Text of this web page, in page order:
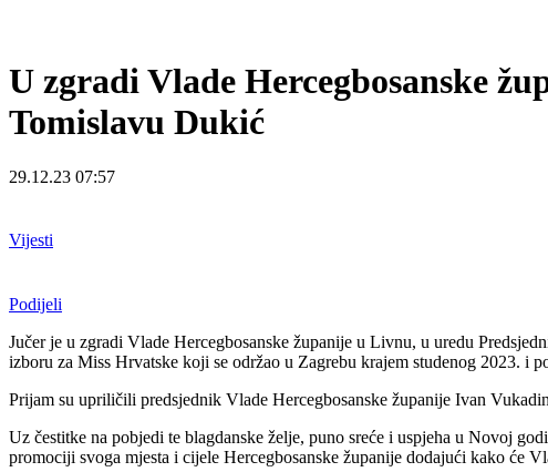
U zgradi Vlade Hercegbosanske
Tomislavu Dukić
29.12.23 07:57
Vijesti
Podijeli
Jučer je u zgradi Vlade Hercegbosanske županije u Livnu, u uredu
izboru za Miss Hrvatske koji se održao u Zagrebu krajem studenog 2023. i
Prijam su upriličili predsjednik Vlade Hercegbosanske županije Ivan
Uz čestitke na pobjedi te blagdanske želje, puno sreće i uspjeha u Novoj
promociji svoga mjesta i cijele Hercegbosanske županije dodajući kako će